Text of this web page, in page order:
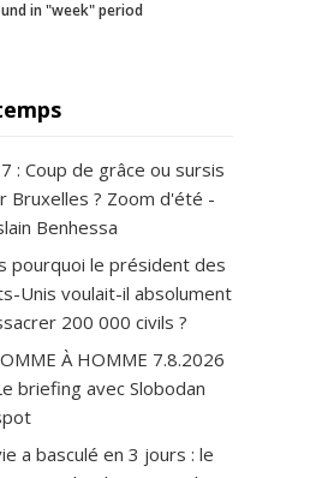
in "week" period
: Coup de grâce ou sursis
Bruxelles ? Zoom d'été -
Benhessa
pourquoi le président des
Unis voulait-il absolument
200 000 civils ?
À HOMME 7.8.2026
briefing avec Slobodan
a basculé en 3 jours : le